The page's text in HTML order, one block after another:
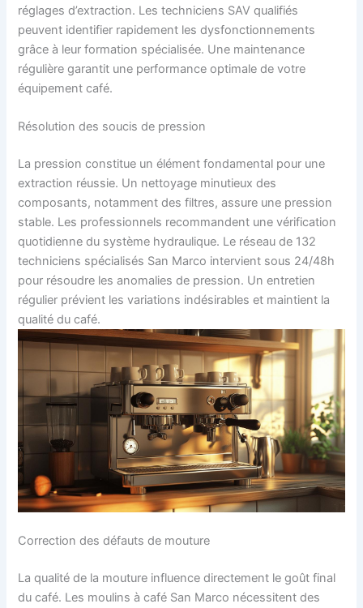
réglages d’extraction. Les techniciens SAV qualifiés
peuvent identifier rapidement les dysfonctionnements
grâce à leur formation spécialisée. Une maintenance
régulière garantit une performance optimale de votre
équipement café.
Résolution des soucis de pression
La pression constitue un élément fondamental pour une
extraction réussie. Un nettoyage minutieux des
composants, notamment des filtres, assure une pression
stable. Les professionnels recommandent une vérification
quotidienne du système hydraulique. Le réseau de 132
techniciens spécialisés San Marco intervient sous 24/48h
pour résoudre les anomalies de pression. Un entretien
régulier prévient les variations indésirables et maintient la
qualité du café.
Correction des défauts de mouture
La qualité de la mouture influence directement le goût final
du café. Les moulins à café San Marco nécessitent des